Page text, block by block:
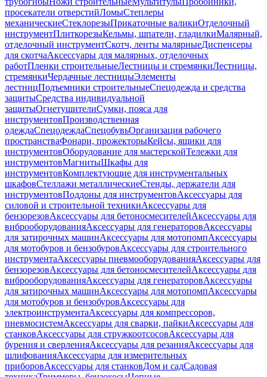
просекатели отверстийЛомыСтеплеры
механическиеСтеклорезыПрикаточные валикиОтделочный
инструментПлиткорезыКельмы, шпатели, гладилкиМалярный,
отделочный инструментСкотч, ленты малярныеДиспенсеры
для скотчаАксессуары для малярных, отделочных
работПленки строительныеЛестницы и стремянкиЛестницы,
стремянкиЧердачные лестницыЭлементы
лестницПодъемники строительныеСпецодежда и средства
защитыСредства индивидуальной
защитыОгнетушителиСумки, пояса для
инструментовПроизводственная
одеждаСпецодеждаСпецобувьОрганизация рабочего
пространстваФонари, прожекторыКейсы, ящики для
инструментовОборудование для мастерскойТележки для
инструментовМагнитыШкафы для
инструментовКомплектующие для инструментальных
шкафовСтеллажи металлическиеСтенды, держатели для
инструментовПоддоны для инструментовАксессуары для
силовой и строительной техникиАксессуары для
бензорезовАксессуары для бетоносмесителейАксессуары для
виброоборудованияАксессуары для генераторовАксессуары
для затирочных машинАксессуары для мотопомпАксессуары
для мотобуров и бензобуровАксессуары для строительного
инструментаАксессуары пневмооборудованияАксессуары для
бензорезовАксессуары для бетоносмесителейАксессуары для
виброоборудованияАксессуары для генераторовАксессуары
для затирочных машинАксессуары для мотопомпАксессуары
для мотобуров и бензобуровАксессуары для
электроинструментаАксессуары для компрессоров,
пневмосистемАксессуары для сварки, пайкиАксессуары для
станковАксессуары для стружкоотсосовАксессуары для
бурения и сверленияАксессуары для резанияАксессуары для
шлифованияАксессуары для измерительных
приборовАксессуары для станковДом и садСадовая